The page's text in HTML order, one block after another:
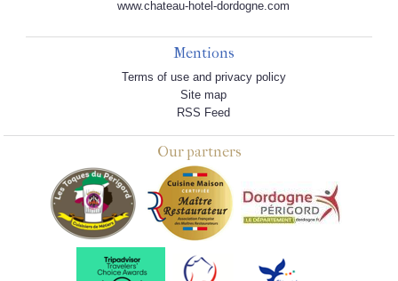
www.chateau-hotel-dordogne.com
Mentions
Terms of use and privacy policy
Site map
RSS Feed
Our partners